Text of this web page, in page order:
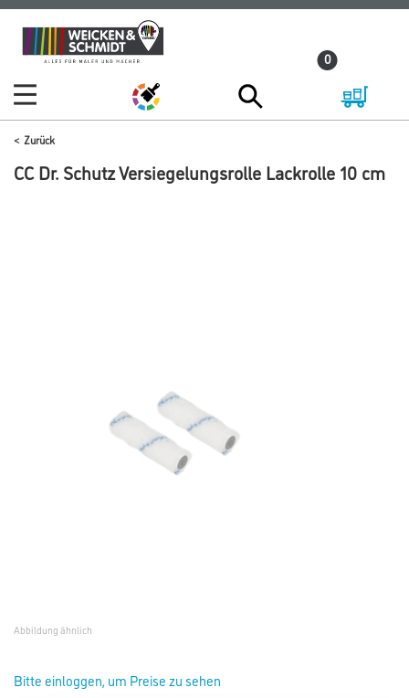
Zum
Inhalt
Zum
Navigationsmenü
0
Zurück
CC Dr. Schutz Versiegelungsrolle Lackrolle 10 cm
Abbildung ähnlich
Bitte einloggen, um Preise zu sehen